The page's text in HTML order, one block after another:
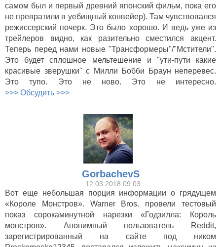
самом был и первый древний японский фильм, пока его
не превратили в уебищный конвейер). Там чувствовался
режиссерский почерк. Это было хорошо. И ведь уже из
трейлеров видно, как разительно сместился акцент.
Теперь перед нами новые "Трансформеры"/"Мстители".
Это будет сплошное мельтешение и "ути-пути какие
красивые зверушки" с Милли Бобби Браун неперевес.
Это тупо. Это не ново. Это не интересно.
>>> Обсудить >>>
GorbachevS
12.03.2018 09:03
Вот еще небольшая порция информации о грядущем
«Короле Монстров». Warner Bros. провели тестовый
показ сорокаминутной нарезки «Годзилла: Король
монстров». Анонимный пользователь Reddit,
зарегистрированный на сайте под ником